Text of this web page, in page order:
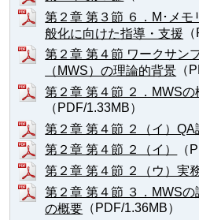
第２章 第３節 ６．M･メ
般化に向けた指導・支援
第２章 第４節 ワークサン
（MWS）の理論的背景 （
第２章 第４節 ２．MWSの
（PDF/1.33MB）
第２章 第４節 ２（イ）QA
第２章 第４節 ２（イ）
（
第２章 第４節 ２（ウ）実
第２章 第４節 ３．MWS
の概要 （PDF/1.36MB）